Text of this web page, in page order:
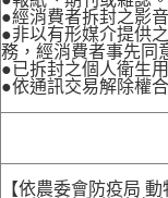
●經消費者拆封之影
●非以有形媒介提供
務，經消費者事先同
●已拆封之個人衛生
●依通訊交易解除權
【依農委會防疫局